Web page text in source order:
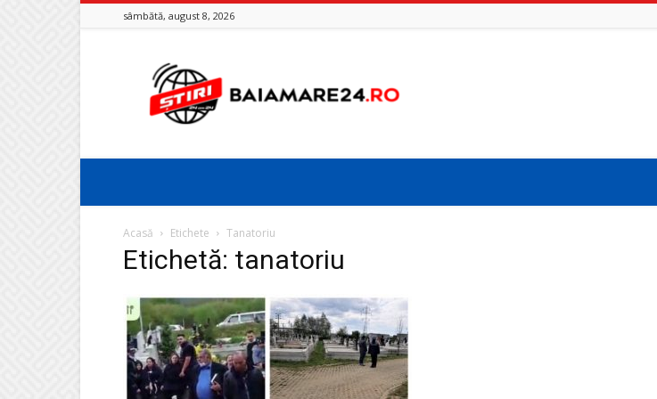
sâmbătă, august 8, 2026
Baia
Mare
24
Acasă Etichete Tanatoriu
Etichetă: tanatoriu